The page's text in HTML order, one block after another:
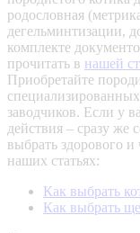
родословная
дегельминтизации,
комплекте
прочитать в нашей
Приобретайте
заводчиков. Если у
действия – сразу же
выбрать здорового
наших статьях:
Как выбрать
Как выбрать